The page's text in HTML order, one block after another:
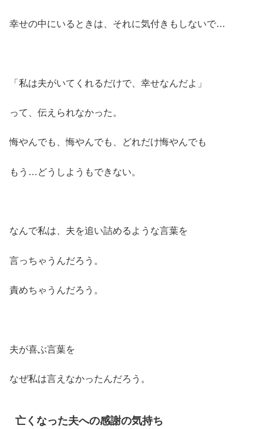
幸せの中にいるときは、それに気付きもしないで…
「私は夫がいてくれるだけで、幸せなんだよ」
って、伝えられなかった。
悔やんでも、悔やんでも、どれだけ悔やんでも
もう…どうしようもできない。
なんで私は、夫を追い詰めるような言葉を
言っちゃうんだろう。
責めちゃうんだろう。
夫が喜ぶ言葉を
なぜ私は言えなかったんだろう。
亡くなった夫への感謝の気持ち